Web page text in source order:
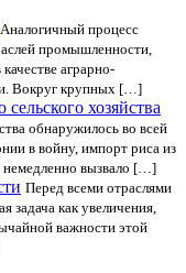
Аналогичный процесс
промышленности,
аграрно-
Вокруг крупных […]
хозяйства
обнаружилось во всей
в войну, импорт риса из
вызвало […]
Перед всеми отраслями
задача как увеличения,
важности этой